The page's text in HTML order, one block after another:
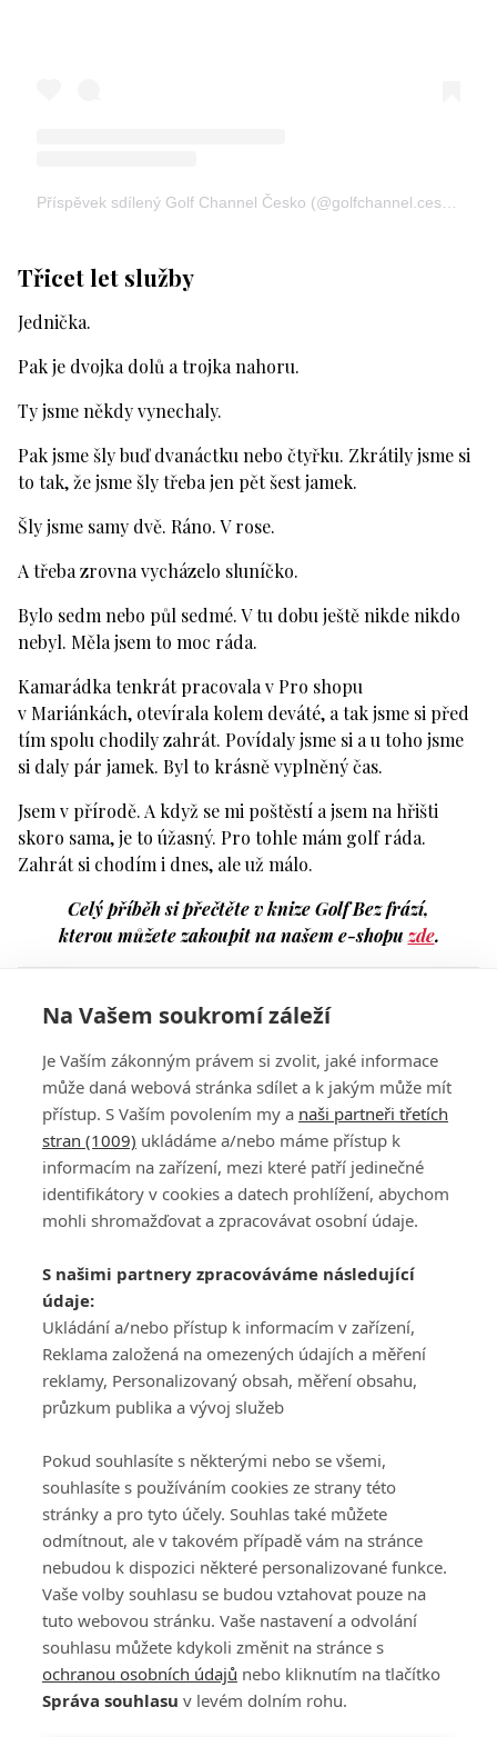
Na Vašem soukromí záleží
Je Vaším zákonným právem si zvolit, jaké informace
může daná webová stránka sdílet a k jakým může mít
přístup. S Vaším povolením my a naši partneři třetích
stran (1009) ukládáme a/nebo máme přístup k
informacím na zařízení, mezi které patří jedinečné
identifikátory v cookies a datech prohlížení, abychom
mohli shromažďovat a zpracovávat osobní údaje.
S našimi partnery zpracováváme následující
údaje:
Ukládání a/nebo přístup k informacím v zařízení,
Reklama založená na omezených údajích a měření
reklamy, Personalizovaný obsah, měření obsahu,
průzkum publika a vývoj služeb
Pokud souhlasíte s některými nebo se všemi,
souhlasíte s používáním cookies ze strany této
stránky a pro tyto účely. Souhlas také můžete
odmítnout, ale v takovém případě vám na stránce
nebudou k dispozici některé personalizované funkce.
Vaše volby souhlasu se budou vztahovat pouze na
tuto webovou stránku. Vaše nastavení a odvolání
souhlasu můžete kdykoli změnit na stránce s
ochranou osobních údajů nebo kliknutím na tlačítko
Správa souhlasu v levém dolním rohu.
Třicet let služby
Jednička.
Pak je dvojka dolů a trojka nahoru.
Ty jsme někdy vynechaly.
Pak jsme šly buď dvanáctku nebo čtyřku. Zkrátily jsme si
to tak, že jsme šly třeba jen pět šest jamek.
Šly jsme samy dvě. Ráno. V rose.
A třeba zrovna vycházelo sluníčko.
Bylo sedm nebo půl sedmé. V tu dobu ještě nikde nikdo
nebyl. Měla jsem to moc ráda.
Kamarádka tenkrát pracovala v Pro shopu
v Mariánkách, otevírala kolem deváté, a tak jsme si před
tím spolu chodily zahrát. Povídaly jsme si a u toho jsme
si daly pár jamek. Byl to krásně vyplněný čas.
Jsem v přírodě. A když se mi poštěstí a jsem na hřišti
skoro sama, je to úžasný. Pro tohle mám golf ráda.
Zahrát si chodím i dnes, ale už málo.
Celý příběh si přečtěte v knize Golf Bez frází,
kterou můžete zakoupit na našem e-shopu zde.
Všeobecné obchodní
podmínky služby
GolfExtra.cz Premium
Podmínky zpracování
osobních údajů při
GolfExtra
Ceník GolfExtra.cz
Premium
Doporučené odkazy
ATV CZ, s.r.o.
140 00 Praha 4
Editor
Honza Fait
+420 723 898 969
Obchod
Edita Hanušová
+420 724 150 784